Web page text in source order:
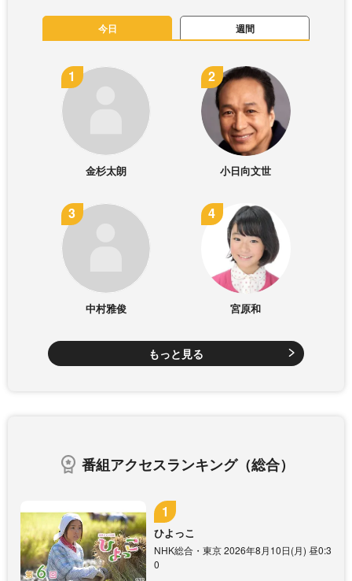
今日 週間
金杉太朗 小日向文世
中村雅俊 宮原和
もっと見る
番組アクセスランキング（総合）
ひよっこ
NHK総合・東京 2026年8月10日(月) 昼0:3
0